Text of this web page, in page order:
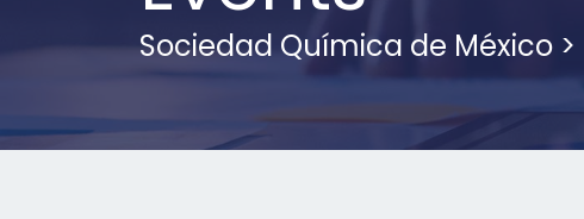
Sociedad Química de México >